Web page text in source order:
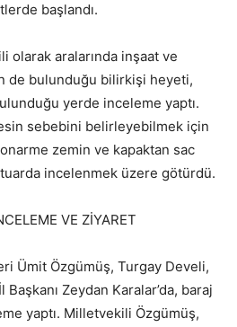
başlandı.
olarak aralarında inşaat ve
de bulunduğu bilirkişi heyeti,
yerde inceleme yaptı.
sebebini belirleyebilmek için
zemin ve kapaktan sac
incelenmek üzere götürdü.
VE ZİYARET
Ümit Özgümüş, Turgay Develi,
Zeydan Karalar’da, baraj
yaptı. Milletvekili Özgümüş,